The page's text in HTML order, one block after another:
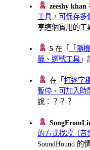
zeeshy khan
工具，可保存多
享這個實用的工
5 在「
「隨
籤、選號工具 」
在「打逐字
暫停、可加入時
說：？？？
的方式找歌（音
SoundHound 的